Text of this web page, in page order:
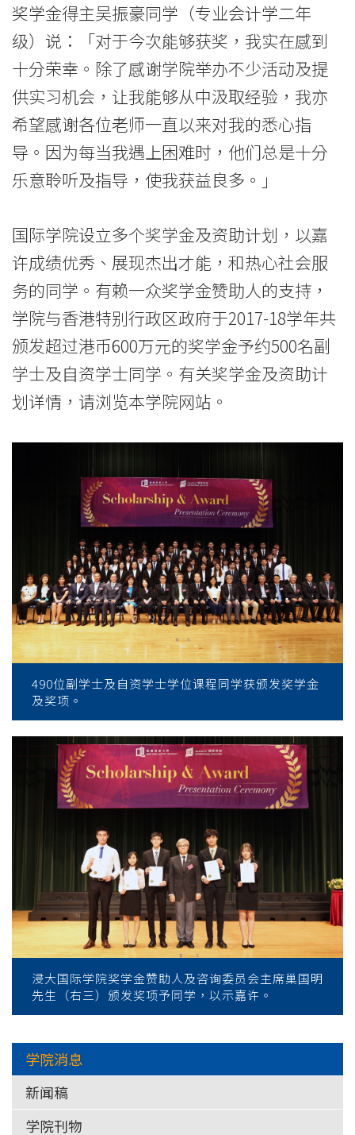
港
浸
会
大
学
奖学金得主吴振豪同学（专业会计学二年
级）说：「对于今次能够获奖，我实在感到
十分荣幸。除了感谢学院举办不少活动及提
供实习机会，让我能够从中汲取经验，我亦
希望感谢各位老师一直以来对我的悉心指
导。因为每当我遇上困难时，他们总是十分
乐意聆听及指导，使我获益良多。」
国际学院设立多个奖学金及资助计划，以嘉
许成绩优秀、展现杰出才能，和热心社会服
务的同学。有赖一众奖学金赞助人的支持，
学院与香港特别行政区政府于2017-18学年共
颁发超过港币600万元的奖学金予约500名副
学士及自资学士同学。有关奖学金及资助计
划详情，请浏览本学院网站。
490位副学士及自资学士学位课程同学获颁发奖学金
及奖项。
浸大国际学院奖学金赞助人及咨询委员会主席巢国明
先生（右三）颁发奖项予同学，以示嘉许。
学院消息
新闻稿
学院刊物